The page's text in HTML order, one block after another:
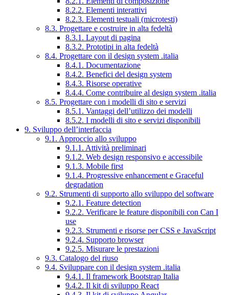
8.2.2. Elementi interattivi
8.2.3. Elementi testuali (microtesti)
8.3. Progettare e costruire in alta fedeltà
8.3.1. Layout di pagina
8.3.2. Prototipi in alta fedeltà
8.4. Progettare con il design system .italia
8.4.1. Documentazione
8.4.2. Benefici del design system
8.4.3. Risorse operative
8.4.4. Come contribuire al design system .italia
8.5. Progettare con i modelli di sito e servizi
8.5.1. Vantaggi dell’utilizzo dei modelli
8.5.2. I modelli di sito e servizi disponibili
9. Sviluppo dell’interfaccia
9.1. Approccio allo sviluppo
9.1.1. Attività preliminari
9.1.2. Web design responsivo e accessibile
9.1.3. Mobile first
9.1.4. Progressive enhancement e Graceful
degradation
9.2. Strumenti di supporto allo sviluppo del software
9.2.1. Feature detection
9.2.2. Verificare le feature disponibili con Can I
use
9.2.3. Strumenti e risorse per CSS e JavaScript
9.2.4. Supporto browser
9.2.5. Misurare le prestazioni
9.3. Catalogo del riuso
9.4. Sviluppare con il design system .italia
9.4.1. Il framework Bootstrap Italia
9.4.2. Il kit di sviluppo React